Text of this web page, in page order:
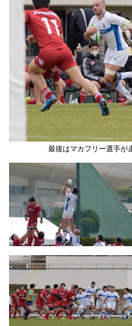
最後はマカフリー選手が